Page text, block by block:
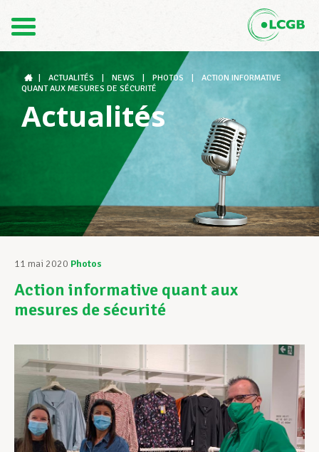
DE
Le LCGB
Structures syndicales
Assistance au Travail
Vos droits
Assistance en vie privée
Développement professionnel
ACTUALITÉS NEWS PHOTOS
ACTION INFORMATIVE
QUANT AUX MESURES DE SÉCURITÉ
Actualités
11 mai 2020 Photos
Action informative quant aux
mesures de sécurité